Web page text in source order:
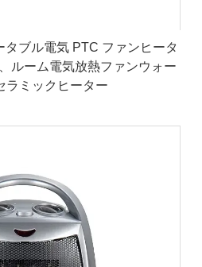
タブル電気 PTC ファンヒータ
ルーム電気放熱ファンウォー
ラミックヒーター